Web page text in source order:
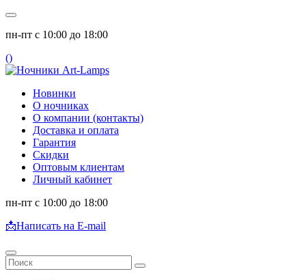
пн-пт с 10:00 до 18:00
()
Новинки
О ночниках
О компании (контакты)
Доставка и оплата
Гарантия
Скидки
Оптовым клиентам
Личный кабинет
пн-пт с 10:00 до 18:00
📩Написать на E-mail